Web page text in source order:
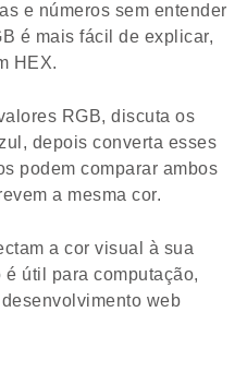
e números sem entender
é mais fácil de explicar,
HEX.
RGB, discuta os
depois converta esses
podem comparar ambos
a mesma cor.
a cor visual à sua
útil para computação,
web